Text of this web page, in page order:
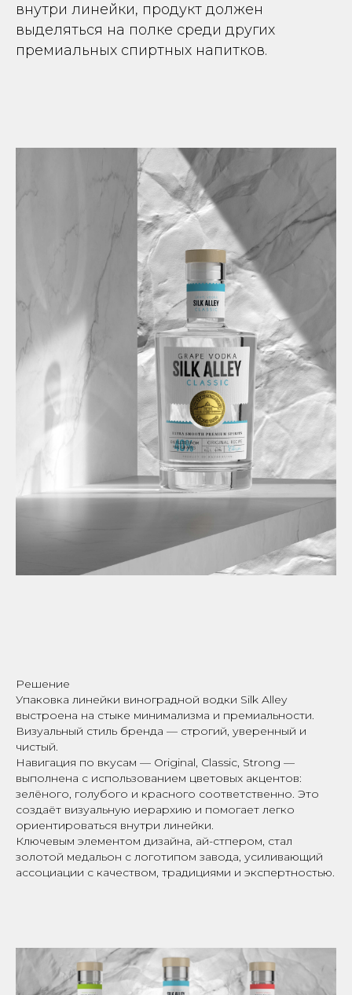
внутри линейки, продукт должен
выделяться на полке среди других
премиальных спиртных напитков.
Решение
Упаковка линейки виноградной водки Silk Alley
выстроена на стыке минимализма и премиальности.
Визуальный стиль бренда — строгий, уверенный и
чистый.
Навигация по вкусам — Original, Classic, Strong —
выполнена с использованием цветовых акцентов:
зелёного, голубого и красного соответственно. Это
создаёт визуальную иерархию и помогает легко
ориентироваться внутри линейки.
Ключевым элементом дизайна, ай-стпером, стал
золотой медальон с логотипом завода, усиливающий
ассоциации с качеством, традициями и экспертностью.